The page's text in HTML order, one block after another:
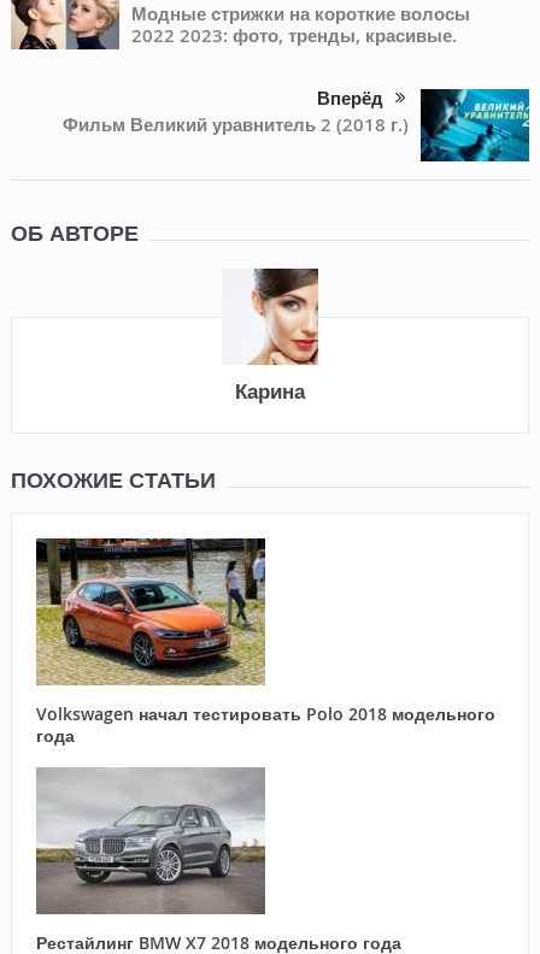
Модные стрижки на короткие волосы
2022 2023: фото, тренды, красивые.
Вперёд
Фильм Великий уравнитель 2 (2018 г.)
ОБ АВТОРЕ
Карина
ПОХОЖИЕ СТАТЬИ
Volkswagen начал тестировать Polo 2018 модельного
года
Рестайлинг BMW X7 2018 модельного года